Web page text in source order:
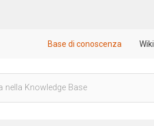
Base di conoscenza Wiki